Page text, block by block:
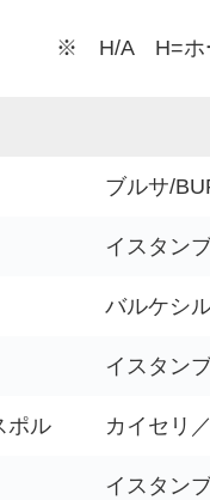
※ H/A H=ホ
ブルサ/
イスタン
バルケシ
イスタン
ポル カイセリ
イスタン